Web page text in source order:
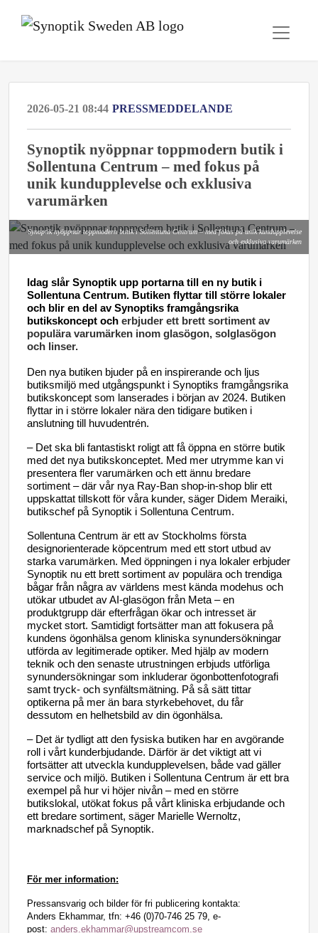
2026-05-21 08:44 PRESSMEDDELANDE
Synoptik nyöppnar toppmodern butik i
Sollentuna Centrum – med fokus på
unik kundupplevelse och exklusiva
varumärken
Synoptik nyöppnar toppmodern butik i Sollentuna Centrum – med fokus på unik kundupplevelse
och exklusiva varumärken
Idag slår Synoptik upp portarna till en ny butik i
Sollentuna Centrum. Butiken flyttar till större lokaler
och blir en del av Synoptiks framgångsrika
butikskoncept och erbjuder ett brett sortiment av
populära varumärken inom glasögon, solglasögon
och linser.
Den nya butiken bjuder på en inspirerande och ljus
butiksmiljö med utgångspunkt i Synoptiks framgångsrika
butikskoncept som lanserades i början av 2024. Butiken
flyttar in i större lokaler nära den tidigare butiken i
anslutning till huvudentrén.
– Det ska bli fantastiskt roligt att få öppna en större butik
med det nya butikskonceptet. Med mer utrymme kan vi
presentera fler varumärken och ett ännu bredare
sortiment – där vår nya Ray-Ban shop-in-shop blir ett
uppskattat tillskott för våra kunder, säger Didem Meraiki,
butikschef på Synoptik i Sollentuna Centrum.
Sollentuna Centrum är ett av Stockholms första
designorienterade köpcentrum med ett stort utbud av
starka varumärken. Med öppningen i nya lokaler erbjuder
Synoptik nu ett brett sortiment av populära och trendiga
bågar från några av världens mest kända modehus och
utökar utbudet av AI-glasögon från Meta – en
produktgrupp där efterfrågan ökar och intresset är
mycket stort. Samtidigt fortsätter man att fokusera på
kundens ögonhälsa genom kliniska synundersökningar
utförda av legitimerade optiker. Med hjälp av modern
teknik och den senaste utrustningen erbjuds utförliga
synundersökningar som inkluderar ögonbottenfotografi
samt tryck- och synfältsmätning. På så sätt tittar
optikerna på mer än bara styrkebehovet, du får
dessutom en helhetsbild av din ögonhälsa.
– Det är tydligt att den fysiska butiken har en avgörande
roll i vårt kunderbjudande. Därför är det viktigt att vi
fortsätter att utveckla kundupplevelsen, både vad gäller
service och miljö. Butiken i Sollentuna Centrum är ett bra
exempel på hur vi höjer nivån – med en större
butikslokal, utökat fokus på vårt kliniska erbjudande och
ett bredare sortiment, säger Marielle Wernoltz,
marknadschef på Synoptik.
För mer information:
Pressansvarig och bilder för fri publicering kontakta:
Anders Ekhammar, tfn: +46 (0)70-746 25 79, e-
post: anders.ekhammar@upstreamcom.se